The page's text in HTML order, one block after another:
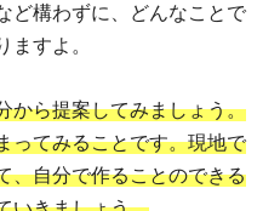
ど構わずに、どんなことで
すよ。
から提案してみましょう。
ってみることです。現地で
、自分で作ることのできる